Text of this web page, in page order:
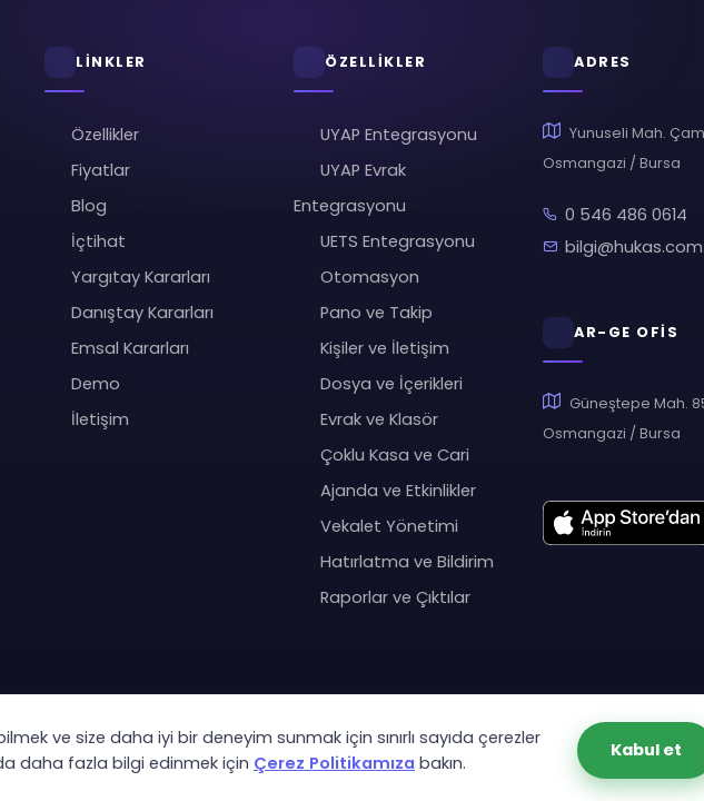
LİNKLER
Özellikler
Fiyatlar
Blog
İçtihat
Yargıtay Kararları
Danıştay Kararları
Emsal Kararları
Demo
İletişim
ÖZELLİKLER
UYAP Entegrasyonu
UYAP Evrak
Entegrasyonu
UETS Entegrasyonu
Otomasyon
Pano ve Takip
Kişiler ve İletişim
Dosya ve İçerikleri
Evrak ve Klasör
Çoklu Kasa ve Cari
Ajanda ve Etkinlikler
Vekalet Yönetimi
Hatırlatma ve Bildirim
Raporlar ve Çıktılar
ADRES
Yunuseli Mah.
Osmangazi / Bursa
0 546 486 0614
AR-GE OFİS
Güneştepe Mah.
Osmangazi / Bursa
Copyright © 2007 - 2026
KVK Aydınlatma Metni
Gizlilik
ve size daha iyi bir deneyim sunmak için sınırlı sayıda çerezler
daha fazla bilgi edinmek için Çerez Politikamıza bakın.
Kabul et